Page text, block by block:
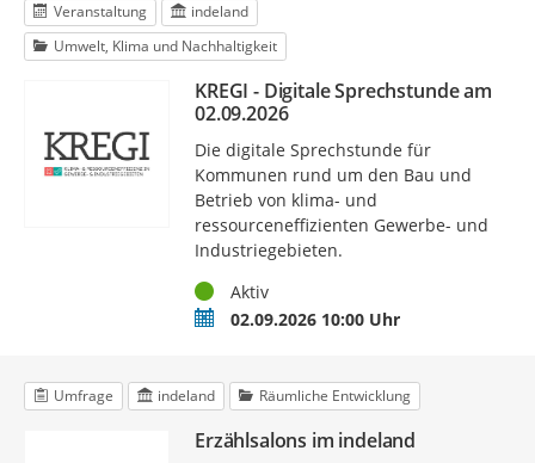
Veranstaltung
indeland
Umwelt, Klima und Nachhaltigkeit
KREGI - Digitale Sprechstunde am
02.09.2026
Die digitale Sprechstunde für
Kommunen rund um den Bau und
Betrieb von klima- und
ressourceneffizienten Gewerbe- und
Industriegebieten.
StatusAktiv
Termin02.09.2026 10:00 Uhr
Umfrage indeland Räumliche Entwicklung
Erzählsalons im indeland